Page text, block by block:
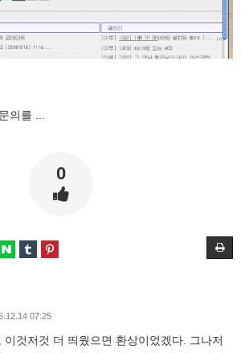
의를 ...
0
07:25
이것저것 더 띄웠으면 환상이었겠다. 그나저